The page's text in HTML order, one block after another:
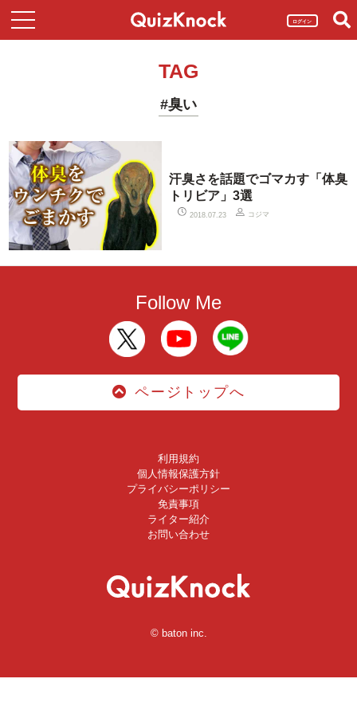
ログイン
TAG
#臭い
汗臭さを話題でゴマカす「体臭
トリビア」3選
2018.07.23 コジマ
Follow Me
ページトップへ
利用規約
個人情報保護方針
プライバシーポリシー
免責事項
ライター紹介
お問い合わせ
© baton inc.